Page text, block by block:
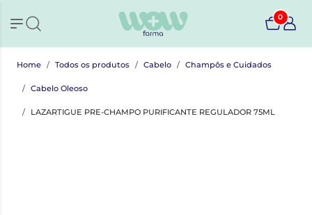
0
Home Todos os produtos Cabelo Champôs e Cuidados
Cabelo Oleoso
LAZARTIGUE PRE-CHAMPO PURIFICANTE REGULADOR 75ML